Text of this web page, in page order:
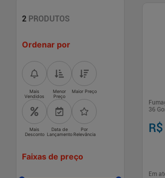
2 PRODUTOS
Ordenar por
Mais
Vendidos
Menor
Preço
Maior Preço
Mais
Desconto
Data de
Lançamento
Por
Relevância
Faixas de preço
36
Em